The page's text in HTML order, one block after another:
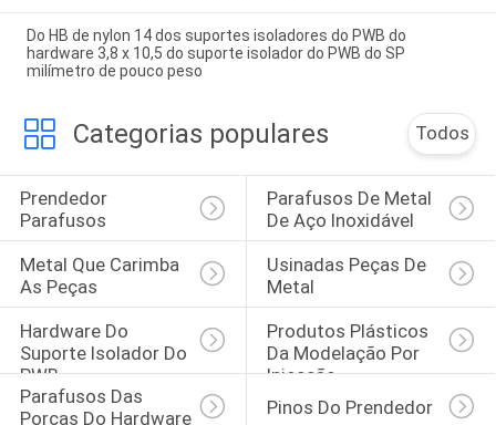
Do HB de nylon 14 dos suportes isoladores do PWB do
hardware 3,8 x 10,5 do suporte isolador do PWB do SP
milímetro de pouco peso
Categorias populares Todos
Prendedor
Parafusos
Parafusos De Metal
De Aço Inoxidável
Metal Que Carimba
As Peças
Usinadas Peças De
Metal
Hardware Do
Suporte Isolador Do
PWB
Produtos Plásticos
Da Modelação Por
Injecção
Parafusos Das
Porcas Do Hardware
Pinos Do Prendedor